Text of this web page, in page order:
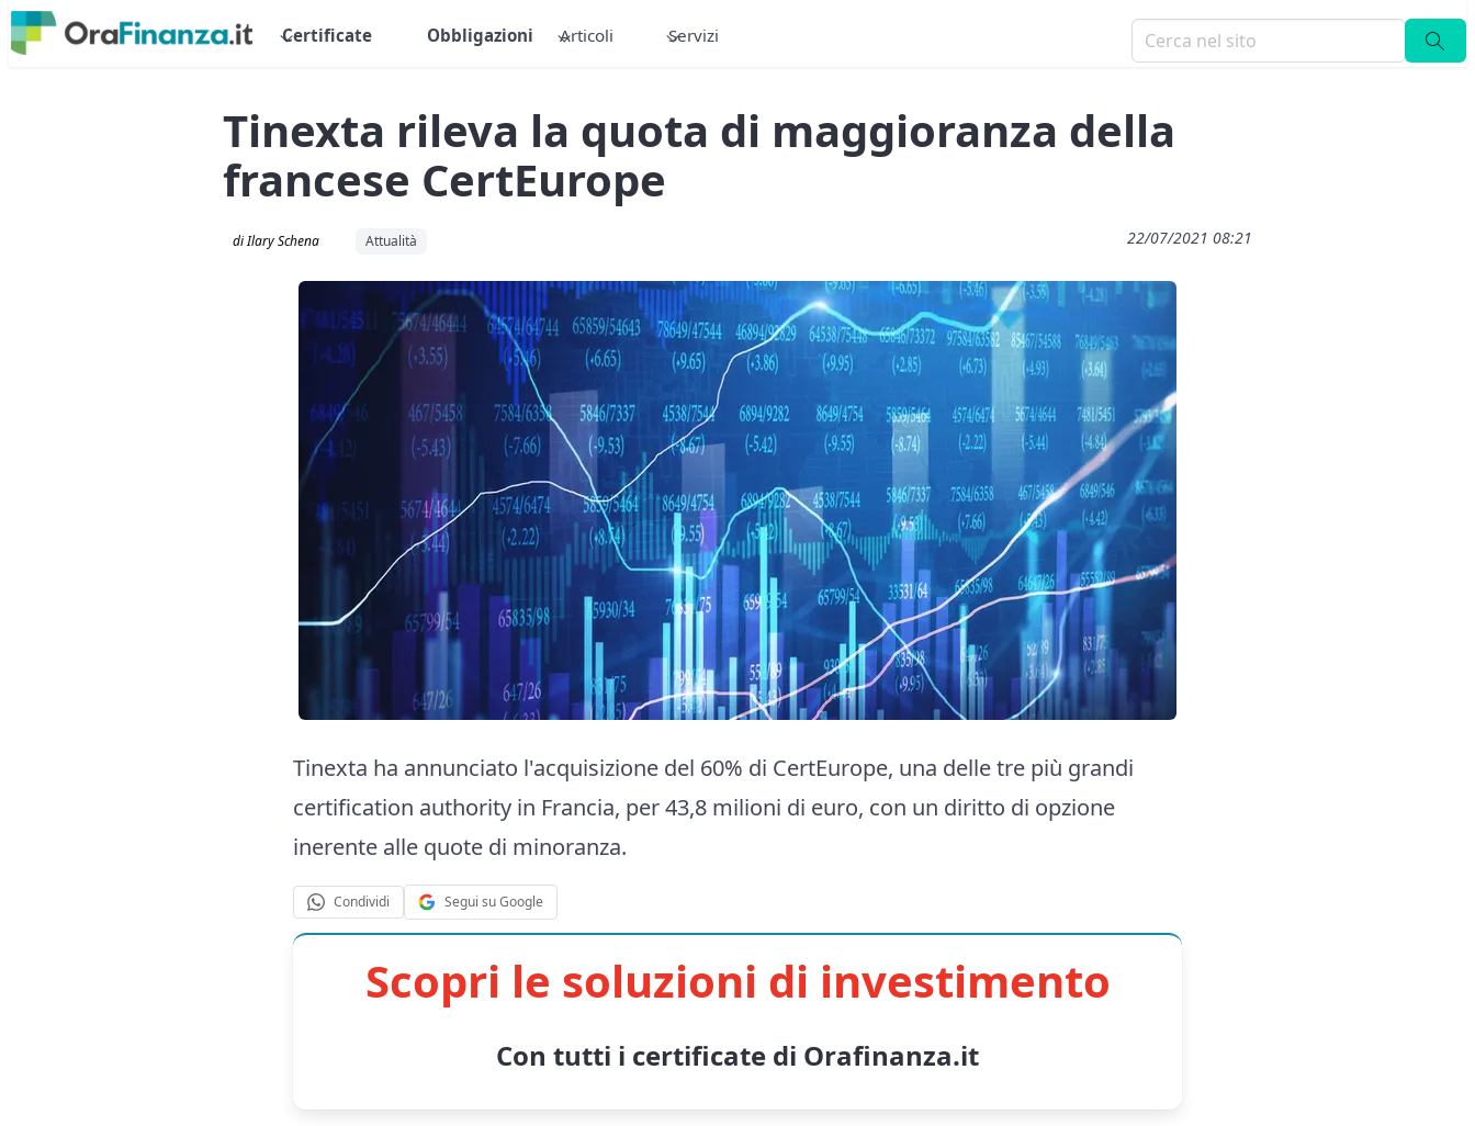
Certificate Obbligazioni Articoli Servizi
Tinexta rileva la quota di maggioranza della
francese CertEurope
di Ilary Schena Attualità 22/07/2021 08:21
Tinexta ha annunciato l'acquisizione del 60% di CertEurope, una delle tre più grandi
certification authority in Francia, per 43,8 milioni di euro, con un diritto di opzione
inerente alle quote di minoranza.
Condividi Segui su Google
Scopri le soluzioni di investimento
Con tutti i certificate di Orafinanza.it